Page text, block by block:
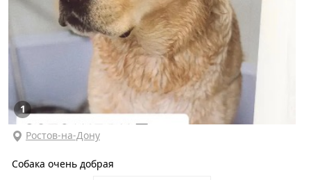
1
Ростов-на-Дону
Собака очень добрая